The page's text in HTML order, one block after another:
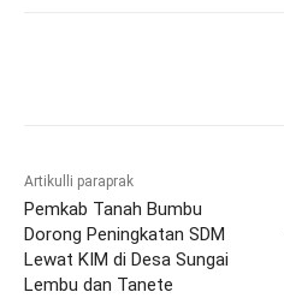
Artikulli paraprak
Pemkab Tanah Bumbu
Dorong Peningkatan SDM
Lewat KIM di Desa Sungai
Lembu dan Tanete